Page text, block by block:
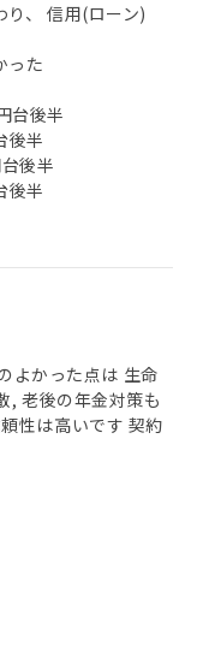
、 信用(ローン)
った
台後半
後半
後半
後半
よかった点は 生命
, 老後の年金対策も
性は高いです 契約